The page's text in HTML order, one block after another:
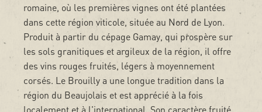
romaine, où les premières vignes ont été plantées
dans cette région viticole, située au Nord de Lyon.
Produit à partir du cépage Gamay, qui prospère sur
les sols granitiques et argileux de la région, il offre
des vins rouges fruités, légers à moyennement
corsés. Le Brouilly a une longue tradition dans la
région du Beaujolais et est apprécié à la fois